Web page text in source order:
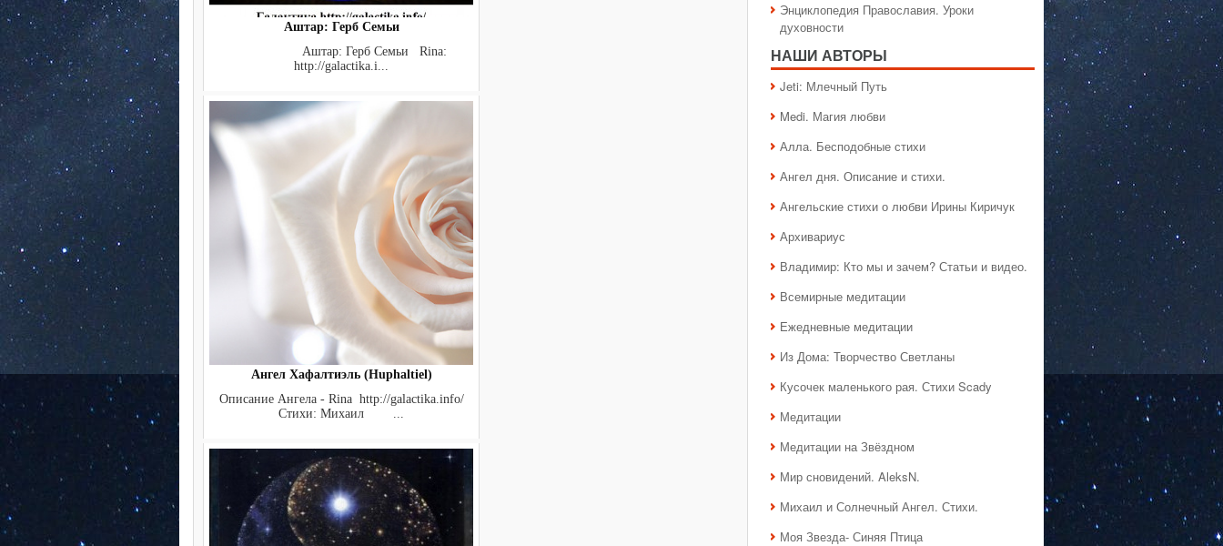
Аштар: Герб Семьи
Аштар: Герб Семьи Rina:
http://galactika.i...
Ангел Хафалтиэль (Huphaltiel)
Описание Ангела - Rina http://galactika.info/
Стихи: Михаил ...
Энциклопедия Православия. Уроки
духовности
НАШИ АВТОРЫ
Jeti: Млечный Путь
Medi. Магия любви
Алла. Бесподобные стихи
Ангел дня. Описание и стихи.
Ангельские стихи о любви Ирины Киричук
Архивариус
Владимир: Кто мы и зачем? Статьи и видео.
Всемирные медитации
Ежедневные медитации
Из Дома: Творчество Светланы
Кусочек маленького рая. Стихи Scady
Медитации
Медитации на Звёздном
Мир сновидений. AleksN.
Михаил и Солнечный Ангел. Стихи.
Моя Звезда- Синяя Птица